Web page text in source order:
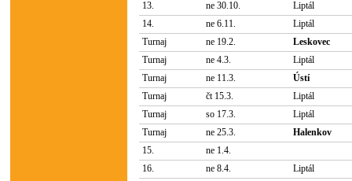
13.
ne 30.10.
Liptál
14.
ne 6.11.
Liptál
Turnaj
ne 19.2.
Leskovec
Turnaj
ne 4.3.
Liptál
Turnaj
ne 11.3.
Ústí
Turnaj
čt 15.3.
Liptál
Turnaj
so 17.3.
Liptál
Turnaj
ne 25.3.
Halenkov
15.
ne 1.4.
16.
ne 8.4.
Liptál